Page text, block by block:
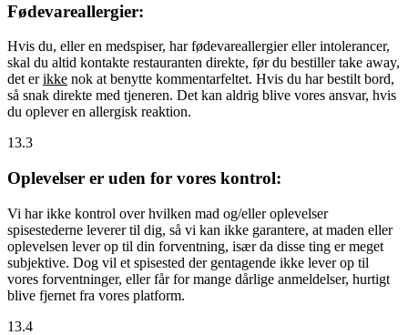
Fødevareallergier:
Hvis du, eller en medspiser, har fødevareallergier eller intolerancer,
skal du altid kontakte restauranten direkte, før du bestiller take away,
det erikke nok at benytte kommentarfeltet. Hvis du har bestilt bord,
så snak direkte med tjeneren. Det kan aldrig blive vores ansvar, hvis
du oplever en allergisk reaktion.
13.3
Oplevelser er uden for vores kontrol:
Vi har ikke kontrol over hvilken mad og/eller oplevelser
spisestederne leverer til dig, så vi kan ikke garantere, at maden eller
oplevelsen lever op til din forventning, især da disse ting er meget
subjektive. Dog vil et spisested der gentagende ikke lever op til
vores forventninger, eller får for mange dårlige anmeldelser, hurtigt
blive fjernet fra vores platform.
13.4